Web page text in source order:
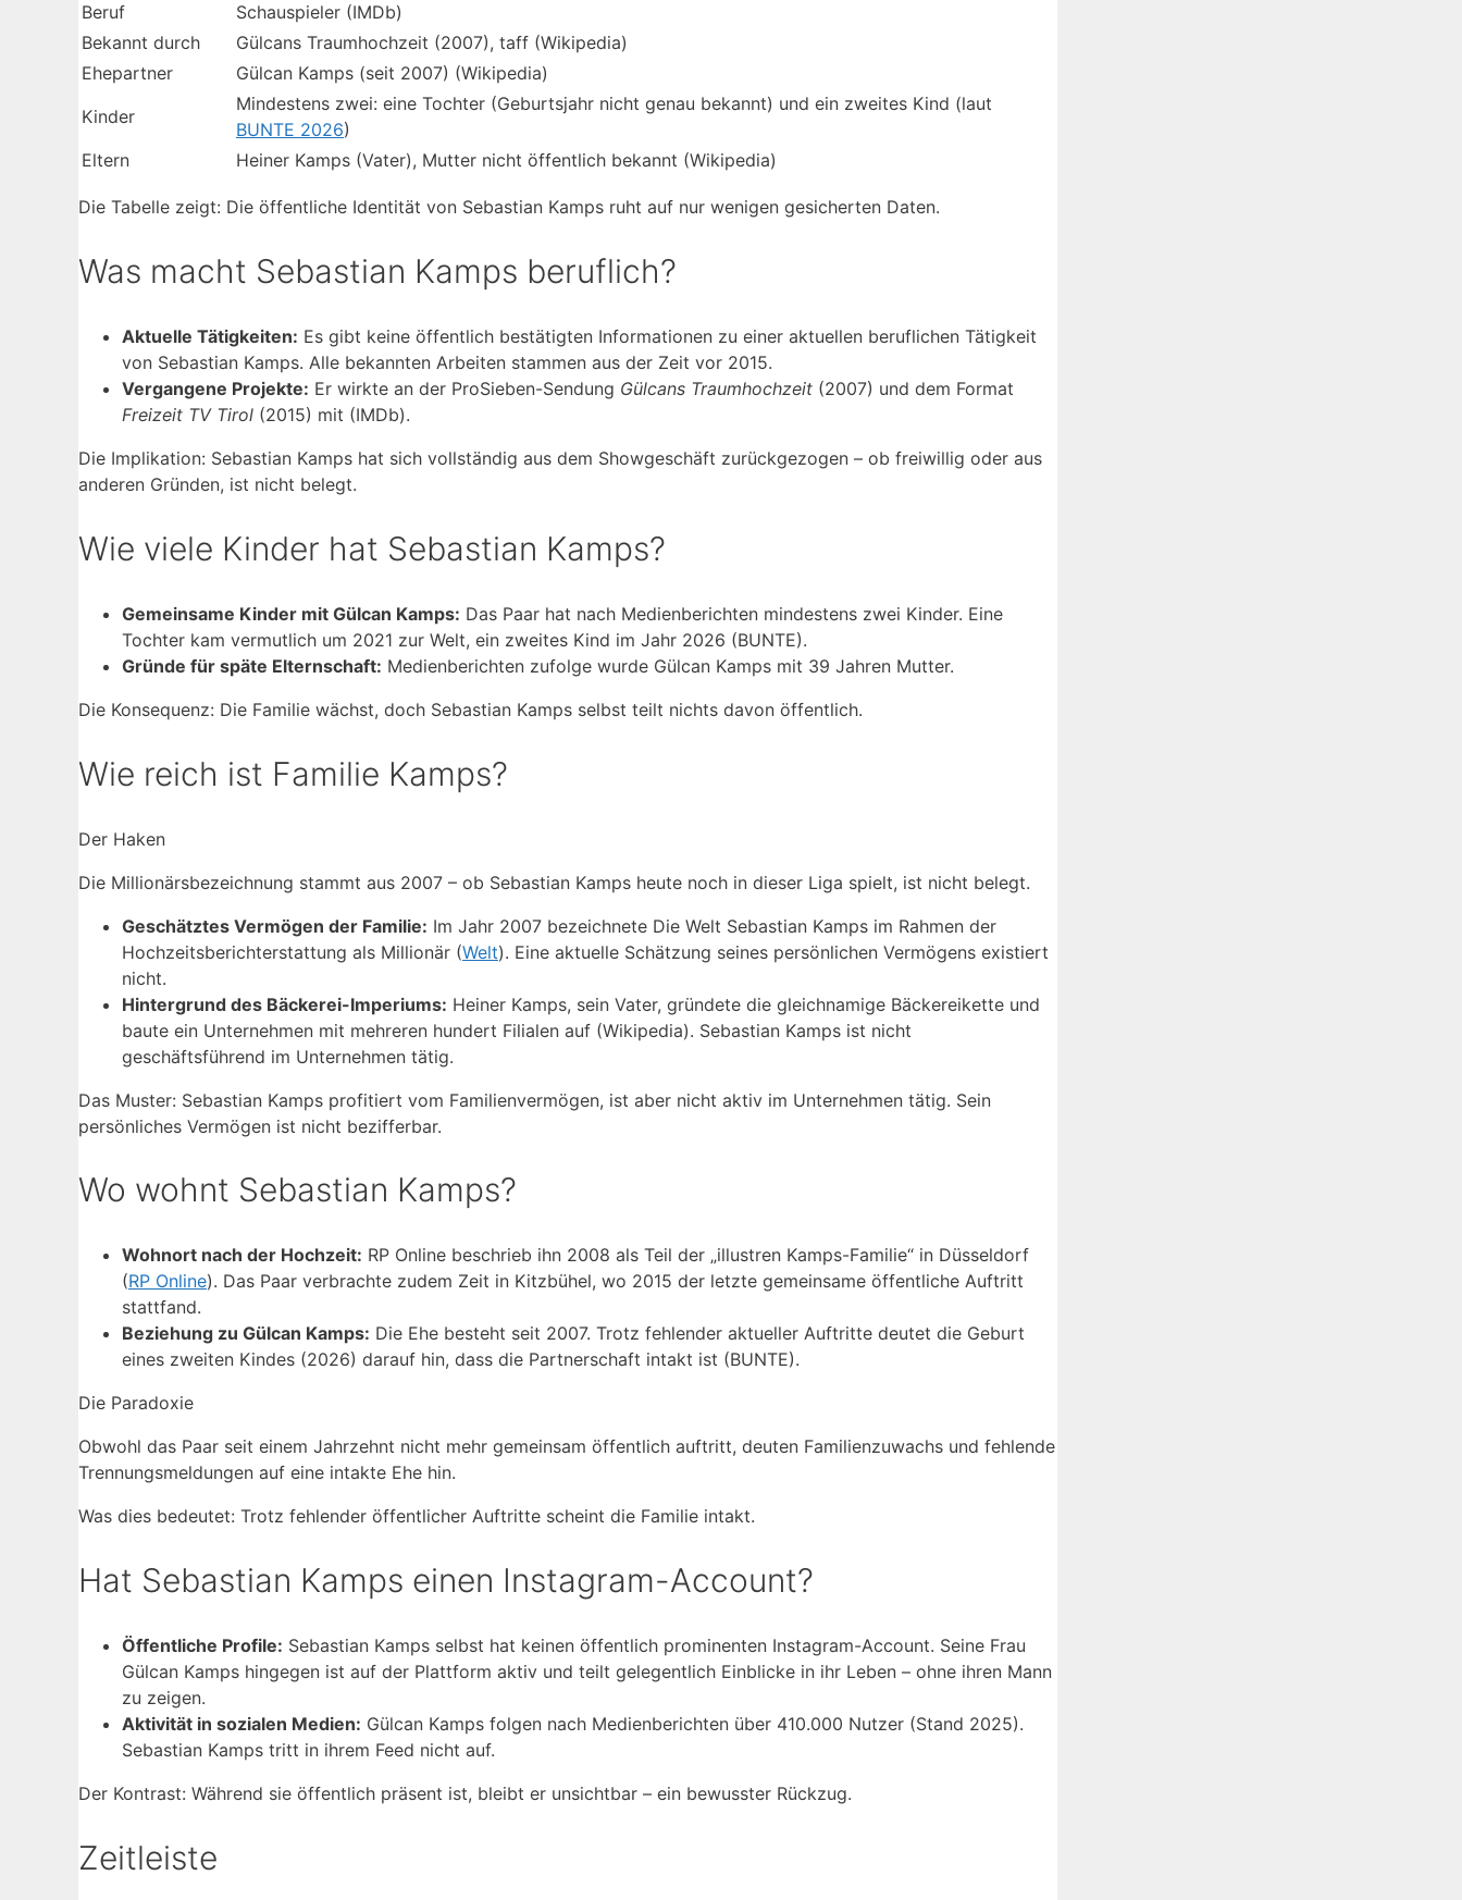
Beruf
Schauspieler (IMDb)
Bekannt durch
Gülcans Traumhochzeit (2007), taff (Wikipedia)
Ehepartner
Gülcan Kamps (seit 2007) (Wikipedia)
Kinder
Mindestens zwei: eine Tochter (Geburtsjahr nicht genau bekannt) und ein zweites Kind (laut
BUNTE 2026)
Eltern
Heiner Kamps (Vater), Mutter nicht öffentlich bekannt (Wikipedia)
Die Tabelle zeigt: Die öffentliche Identität von Sebastian Kamps ruht auf nur wenigen gesicherten Daten.
Was macht Sebastian Kamps beruflich?
Aktuelle Tätigkeiten: Es gibt keine öffentlich bestätigten Informationen zu einer aktuellen beruflichen Tätigkeit
von Sebastian Kamps. Alle bekannten Arbeiten stammen aus der Zeit vor 2015.
Vergangene Projekte: Er wirkte an der ProSieben-Sendung Gülcans Traumhochzeit (2007) und dem Format
Freizeit TV Tirol (2015) mit (IMDb).
Die Implikation: Sebastian Kamps hat sich vollständig aus dem Showgeschäft zurückgezogen – ob freiwillig oder aus
anderen Gründen, ist nicht belegt.
Wie viele Kinder hat Sebastian Kamps?
Gemeinsame Kinder mit Gülcan Kamps: Das Paar hat nach Medienberichten mindestens zwei Kinder. Eine
Tochter kam vermutlich um 2021 zur Welt, ein zweites Kind im Jahr 2026 (BUNTE).
Gründe für späte Elternschaft: Medienberichten zufolge wurde Gülcan Kamps mit 39 Jahren Mutter.
Die Konsequenz: Die Familie wächst, doch Sebastian Kamps selbst teilt nichts davon öffentlich.
Wie reich ist Familie Kamps?
Der Haken
Die Millionärsbezeichnung stammt aus 2007 – ob Sebastian Kamps heute noch in dieser Liga spielt, ist nicht belegt.
Geschätztes Vermögen der Familie: Im Jahr 2007 bezeichnete Die Welt Sebastian Kamps im Rahmen der
Hochzeitsberichterstattung als Millionär (Welt). Eine aktuelle Schätzung seines persönlichen Vermögens existiert
nicht.
Hintergrund des Bäckerei-Imperiums: Heiner Kamps, sein Vater, gründete die gleichnamige Bäckereikette und
baute ein Unternehmen mit mehreren hundert Filialen auf (Wikipedia). Sebastian Kamps ist nicht
geschäftsführend im Unternehmen tätig.
Das Muster: Sebastian Kamps profitiert vom Familienvermögen, ist aber nicht aktiv im Unternehmen tätig. Sein
persönliches Vermögen ist nicht bezifferbar.
Wo wohnt Sebastian Kamps?
Wohnort nach der Hochzeit: RP Online beschrieb ihn 2008 als Teil der „illustren Kamps-Familie“ in Düsseldorf
(RP Online). Das Paar verbrachte zudem Zeit in Kitzbühel, wo 2015 der letzte gemeinsame öffentliche Auftritt
stattfand.
Beziehung zu Gülcan Kamps: Die Ehe besteht seit 2007. Trotz fehlender aktueller Auftritte deutet die Geburt
eines zweiten Kindes (2026) darauf hin, dass die Partnerschaft intakt ist (BUNTE).
Die Paradoxie
Obwohl das Paar seit einem Jahrzehnt nicht mehr gemeinsam öffentlich auftritt, deuten Familienzuwachs und fehlende
Trennungsmeldungen auf eine intakte Ehe hin.
Was dies bedeutet: Trotz fehlender öffentlicher Auftritte scheint die Familie intakt.
Hat Sebastian Kamps einen Instagram-Account?
Öffentliche Profile: Sebastian Kamps selbst hat keinen öffentlich prominenten Instagram-Account. Seine Frau
Gülcan Kamps hingegen ist auf der Plattform aktiv und teilt gelegentlich Einblicke in ihr Leben – ohne ihren Mann
zu zeigen.
Aktivität in sozialen Medien: Gülcan Kamps folgen nach Medienberichten über 410.000 Nutzer (Stand 2025).
Sebastian Kamps tritt in ihrem Feed nicht auf.
Der Kontrast: Während sie öffentlich präsent ist, bleibt er unsichtbar – ein bewusster Rückzug.
Zeitleiste